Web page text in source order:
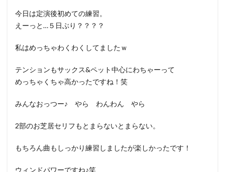
今日は定演後初めての練習。
えーっと…５日ぶり？？？？
私はめっちゃわくわくしてましたｗ
テンションもサックス&ペット中心にわちゃーって
めっちゃくちゃ高かったですね！笑
みんなおっつー♪ やら わんわん やら
2部のお芝居セリフもとまらないとまらない。
もちろん曲もしっかり練習しましたが楽しかったです！
ウィンドパワーですね♪笑